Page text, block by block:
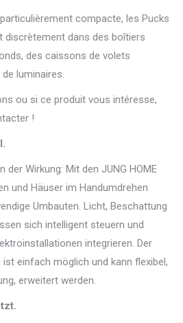
compacte, les Pucks
discrètement dans des boîtiers
des caissons de volets
luminaires.
ou si ce produit vous intéresse,
!
der Wirkung: Mit den JUNG HOME
und Häuser im Handumdrehen
Umbauten. Licht, Beschattung
sich intelligent steuern und
integrieren. Der
einfach möglich und kann flexibel,
erweitert werden.